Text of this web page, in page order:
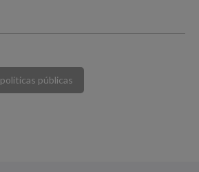
políticas públicas